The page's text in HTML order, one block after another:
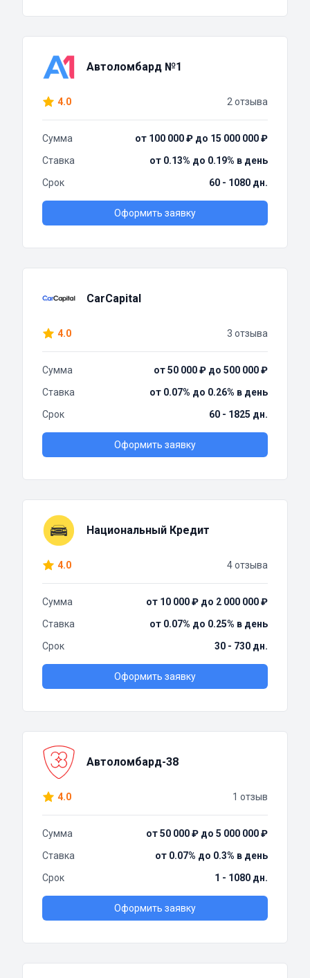
Автоломбард №1
4.0 2 отзыва
Сумма
от 100 000 ₽ до 15 000 000 ₽
Ставка
от 0.13% до 0.19% в день
Срок
60 - 1080 дн.
Оформить заявку
CarCapital
4.0 3 отзыва
Сумма
от 50 000 ₽ до 500 000 ₽
Ставка
от 0.07% до 0.26% в день
Срок
60 - 1825 дн.
Оформить заявку
Национальный Кредит
4.0 4 отзыва
Сумма
от 10 000 ₽ до 2 000 000 ₽
Ставка
от 0.07% до 0.25% в день
Срок
30 - 730 дн.
Оформить заявку
Автоломбард-38
4.0 1 отзыв
Сумма
от 50 000 ₽ до 5 000 000 ₽
Ставка
от 0.07% до 0.3% в день
Срок
1 - 1080 дн.
Оформить заявку